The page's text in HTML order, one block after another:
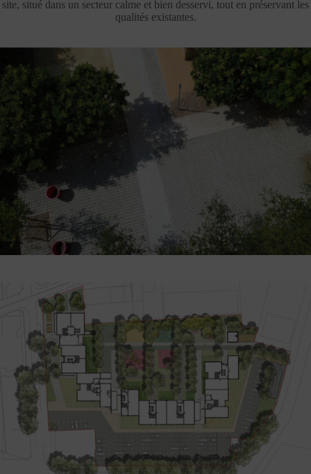
site, situé dans un secteur calme et bien desservi, tout en préservant les
qualités existantes.